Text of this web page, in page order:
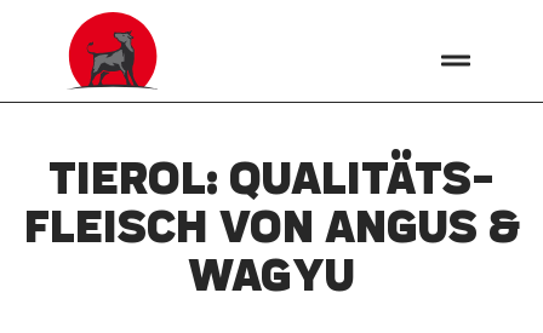
TIEROL: QUALITÄTS­
FLEISCH VON ANGUS &
WAGYU